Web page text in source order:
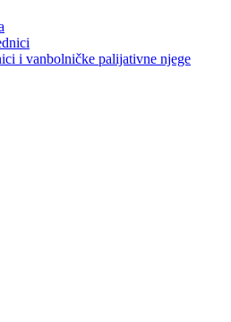
i vanbolničke palijativne njege